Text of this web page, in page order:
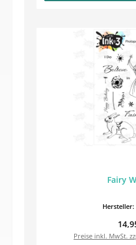
Fairy
Hersteller:
Preise inkl. MwSt.